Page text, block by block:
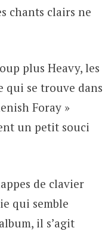
chants clairs ne
plus Heavy, les
qui se trouve dans
Foray »
un petit souci
de clavier
qui semble
il s’agit